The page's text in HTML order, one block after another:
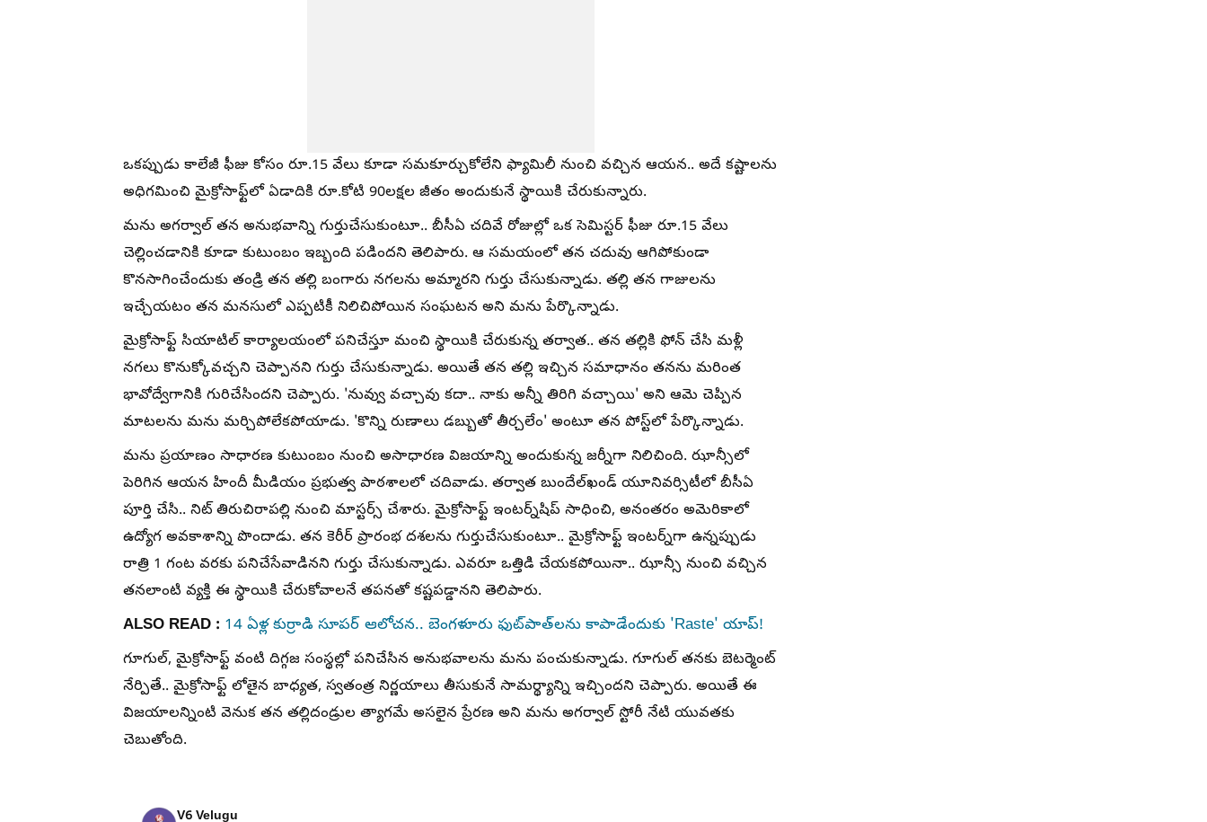
ఒకప్పుడు కాలేజీ ఫీజు కోసం రూ.15 వేలు కూడా సమకూర్చుకోలేని ఫ్యామిలీ నుంచి వచ్చిన ఆయన.. అదే కష్టాలను
అధిగమించి మైక్రోసాఫ్ట్‌లో ఏడాదికి రూ.కోటి 90లక్షల జీతం అందుకునే స్థాయికి చేరుకున్నారు.
మను అగర్వాల్ తన అనుభవాన్ని గుర్తుచేసుకుంటూ.. బీసీఏ చదివే రోజుల్లో ఒక సెమిస్టర్ ఫీజు రూ.15 వేలు
చెల్లించడానికి కూడా కుటుంబం ఇబ్బంది పడిందని తెలిపారు. ఆ సమయంలో తన చదువు ఆగిపోకుండా
కొనసాగించేందుకు తండ్రి తన తల్లి బంగారు నగలను అమ్మారని గుర్తు చేసుకున్నాడు. తల్లి తన గాజులను
ఇచ్చేయటం తన మనసులో ఎప్పటికీ నిలిచిపోయిన సంఘటన అని మను పేర్కొన్నాడు.
మైక్రోసాఫ్ట్ సియాటిల్ కార్యాలయంలో పనిచేస్తూ మంచి స్థాయికి చేరుకున్న తర్వాత.. తన తల్లికి ఫోన్ చేసి మళ్లీ
నగలు కొనుక్కోవచ్చని చెప్పానని గుర్తు చేసుకున్నాడు. అయితే తన తల్లి ఇచ్చిన సమాధానం తనను మరింత
భావోద్వేగానికి గురిచేసిందని చెప్పారు. 'నువ్వు వచ్చావు కదా.. నాకు అన్నీ తిరిగి వచ్చాయి' అని ఆమె చెప్పిన
మాటలను మను మర్చిపోలేకపోయాడు. 'కొన్ని రుణాలు డబ్బుతో తీర్చలేం' అంటూ తన పోస్ట్‌లో పేర్కొన్నాడు.
మను ప్రయాణం సాధారణ కుటుంబం నుంచి అసాధారణ విజయాన్ని అందుకున్న జర్నీగా నిలిచింది. ఝాన్సీలో
పెరిగిన ఆయన హిందీ మీడియం ప్రభుత్వ పాఠశాలలో చదివాడు. తర్వాత బుందేల్‌ఖండ్ యూనివర్సిటీలో బీసీఏ
పూర్తి చేసి.. నిట్ తిరుచిరాపల్లి నుంచి మాస్టర్స్ చేశారు. మైక్రోసాఫ్ట్ ఇంటర్న్‌షిప్ సాధించి, అనంతరం అమెరికాలో
ఉద్యోగ అవకాశాన్ని పొందాడు. తన కెరీర్ ప్రారంభ దశలను గుర్తుచేసుకుంటూ.. మైక్రోసాఫ్ట్ ఇంటర్న్‌గా ఉన్నప్పుడు
రాత్రి 1 గంట వరకు పనిచేసేవాడినని గుర్తు చేసుకున్నాడు. ఎవరూ ఒత్తిడి చేయకపోయినా.. ఝాన్సీ నుంచి వచ్చిన
తనలాంటి వ్యక్తి ఈ స్థాయికి చేరుకోవాలనే తపనతో కష్టపడ్డానని తెలిపారు.
ALSO READ : 14 ఏళ్ల కుర్రాడి సూపర్ ఆలోచన.. బెంగళూరు ఫుట్‌పాత్‌లను కాపాడేందుకు 'Raste' యాప్!
గూగుల్, మైక్రోసాఫ్ట్ వంటి దిగ్గజ సంస్థల్లో పనిచేసిన అనుభవాలను మను పంచుకున్నాడు. గూగుల్ తనకు బెటర్మెంట్
నేర్పితే.. మైక్రోసాఫ్ట్ లోతైన బాధ్యత, స్వతంత్ర నిర్ణయాలు తీసుకునే సామర్థ్యాన్ని ఇచ్చిందని చెప్పారు. అయితే ఈ
విజయాలన్నింటి వెనుక తన తల్లిదండ్రుల త్యాగమే అసలైన ప్రేరణ అని మను అగర్వాల్ స్టోరీ నేటి యువతకు
చెబుతోంది.
V6 Velugu